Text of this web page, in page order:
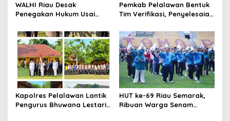
WALHI Riau Desak
Penegakan Hukum Usai
Sungai Reteh oleh Aktivitas
Tambang PT BPP
Pemkab Pelalawan Bentuk
Tim Verifikasi, Penyelesaian
Abadi dan Warga Mak
Teduh Masuki Babak Baru
Kapolres Pelalawan Lantik
Pengurus Bhuwana Lestari
HUT ke-69 Riau Semarak,
Ribuan Warga Senam